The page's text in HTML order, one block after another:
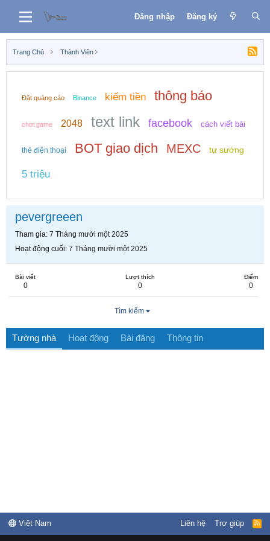
Đăng nhập Đăng ký
Trang Chủ Thành Viên
Đặt quảng cáo Binance kiếm tiền thông báo
chơi game 2048 text link facebook cách viết bài
thẻ điện thoại BOT giao dịch MEXC tự sướng
5 triệu
pevergreeen
Tham gia 7 Tháng mười một 2025
Hoạt động cuối 7 Tháng mười một 2025
Bài viết
0
Lượt thích
0
Điểm
0
Tìm kiếm
Tường nhà Hoạt động Bài đăng Thông tin
Việt Nam Liên hệ Trợ giúp
R